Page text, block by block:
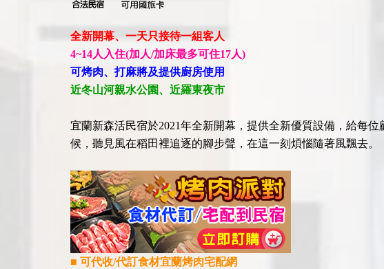
全新開幕、一天只接待一組客人
4~14人入住(加人/加床最多可住17人)
可烤肉、打麻將及提供廚房使用
近冬山河親水公園、近羅東夜市
宜蘭新森活民宿於2021年全新開幕，提供全新優質設備，給每
候，聽見風在稻田裡追逐的腳步聲，在這一刻煩惱隨著風飄去。
■ 可代收/代訂食材宜蘭烤肉宅配網​